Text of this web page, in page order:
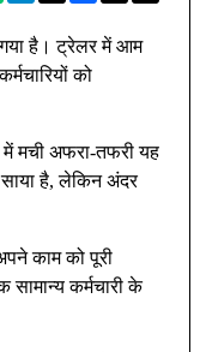
गया है। ट्रेलर में आम
को
मची अफरा-तफरी यह
है, लेकिन अंदर
काम को पूरी
कर्मचारी के